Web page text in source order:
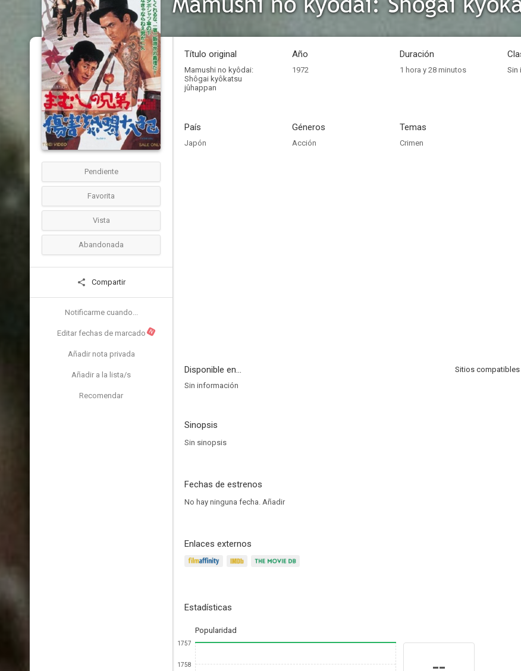
Pendiente
Favorita
Vista
Abandonada
Compartir
Notificarme cuando...
Editar fechas de marcado N
Añadir nota privada
Añadir a la lista/s
Recomendar
Título original
Mamushi no kyôdai:
Shôgai kyôkatsu
jûhappan
Año
1972
Duración
1 hora y 28 minutos Sin
País
Japón
Géneros
Acción
Temas
Crimen
Disponible en...
Sitios compatibles
Sin información
Sinopsis
Sin sinopsis
Fechas de estrenos
No hay ninguna fecha. Añadir
Enlaces externos
Estadísticas
Popularidad
1757
1758